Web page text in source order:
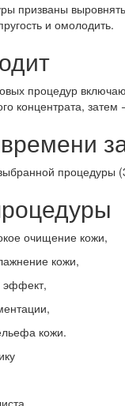
призваны
и омолодить.
процедур
концентрата, затем
процедуры
очищение кожи,
кожи,
кожи.